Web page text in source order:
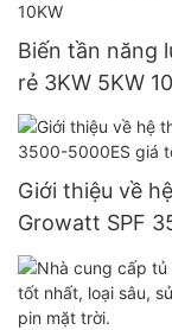
Biến tần năng
rẻ 3KW 5KW
Giới thiệu về
Growatt SPF
biến tần và